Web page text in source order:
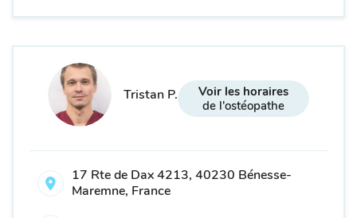
Tristan P.
Voir les horaires
de l'ostéopathe
17 Rte de Dax 4213, 40230 Bénesse-
Maremne, France